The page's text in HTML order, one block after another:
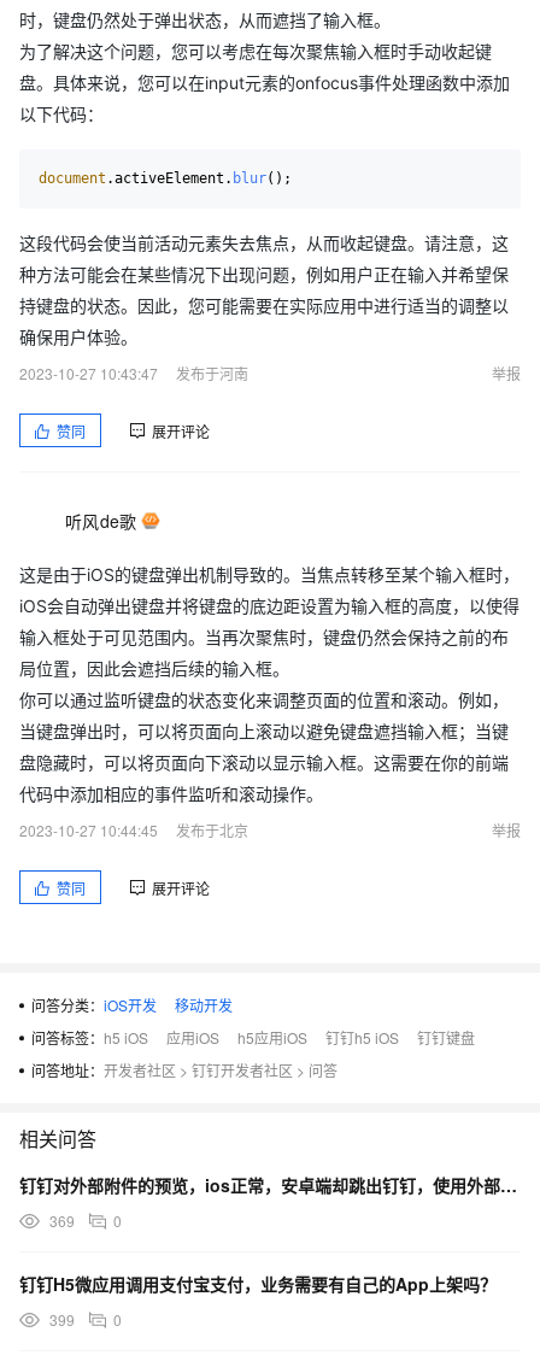
时，键盘仍然处于弹出状态，从而遮挡了输入框。
为了解决这个问题，您可以考虑在每次聚焦输入框时手动收起键
盘。具体来说，您可以在input元素的onfocus事件处理函数中添加
以下代码：
document .activeElement . blur
这段代码会使当前活动元素失去焦点，从而收起键盘。请注意，这
种方法可能会在某些情况下出现问题，例如用户正在输入并希望保
持键盘的状态。因此，您可能需要在实际应用中进行适当的调整以
确保用户体验。
2023-10-27 10:43:47
发布于河南 举报
赞同 展开评论
听风de歌
这是由于iOS的键盘弹出机制导致的。当焦点转移至某个输入框时，
iOS会自动弹出键盘并将键盘的底边距设置为输入框的高度，以使得
输入框处于可见范围内。当再次聚焦时，键盘仍然会保持之前的布
局位置，因此会遮挡后续的输入框。
你可以通过监听键盘的状态变化来调整页面的位置和滚动。例如，
当键盘弹出时，可以将页面向上滚动以避免键盘遮挡输入框；当键
盘隐藏时，可以将页面向下滚动以显示输入框。这需要在你的前端
代码中添加相应的事件监听和滚动操作。
2023-10-27 10:44:45
发布于北京 举报
赞同 展开评论
问答分类： iOS开发
移动开发
问答标签： h5 iOS 应用iOS h5应用iOS 钉钉h5 iOS
钉钉键盘
问答地址： 开发者社区 > 钉钉开发者社区 > 问答
相关问答
钉钉对外部附件的预览，ios正常，安卓端却跳出钉钉，使用外部浏览器
369 0
钉钉H5微应用调用支付宝支付，业务需要有自己的App上架吗？
399 0